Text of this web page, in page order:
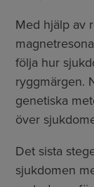
Med hjälp av
följa hur
ryggmärgen.
genetiska
över
Det sista
sjukdomen